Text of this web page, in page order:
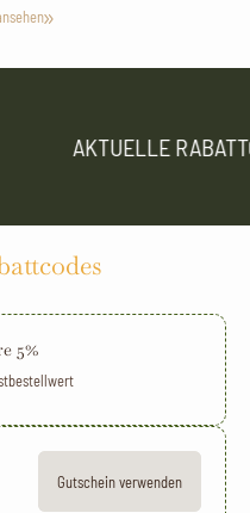
AKTUELLE
5%
Gutschein verwenden